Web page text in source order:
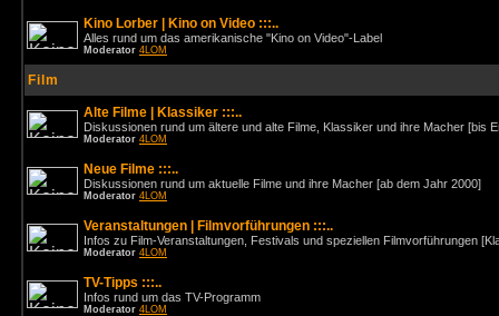
Kino Lorber | Kino on Video :::..
Alles rund um das amerikanische "Kino on Video"-Label
Moderator 4LOM
Film
Alte Filme | Klassiker :::..
Diskussionen rund um ältere und alte Filme, Klassiker und ihre Macher [bis
Moderator 4LOM
Neue Filme :::..
Diskussionen rund um aktuelle Filme und ihre Macher [ab dem Jahr 2000]
Moderator 4LOM
Veranstaltungen | Filmvorführungen :::..
Infos zu Film-Veranstaltungen, Festivals und speziellen Filmvorführungen
Moderator 4LOM
TV-Tipps :::..
Infos rund um das TV-Programm
Moderator 4LOM